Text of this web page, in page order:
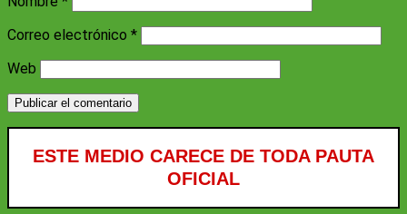
Correo electrónico *
Web
ESTE MEDIO CARECE DE TODA PAUTA
OFICIAL